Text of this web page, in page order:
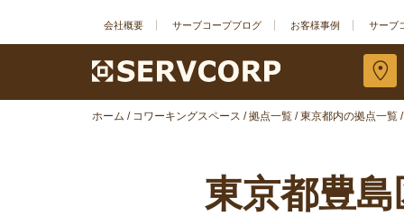
会社概要 サーブコープブログ お客様事例 サーブ
ホーム / コワーキングスペース / 拠点一覧 / 東京都内の拠点一覧 /
東京都豊